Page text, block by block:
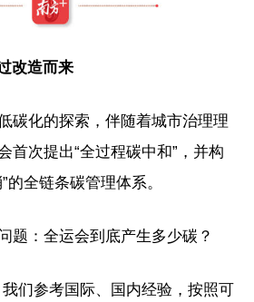
改造而来
碳化的探索，伴随着城市治理理
首次提出“全过程碳中和”，并构
全链条碳管理体系。
题：全运会到底产生多少碳？
们参考国际、国内经验，按照可